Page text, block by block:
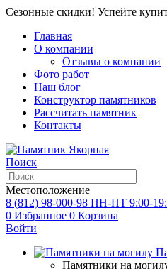
Сезонные скидки! Успейте
Главная
О компании
Отзывы о компании
Фото работ
Наш блог
Конструктор памятников
Рассчитать памятник
Контакты
Поиск
Местоположение
8 (812) 98-000-98 ПН-ПТ 9:00-
0 Избранное 0 Корзина
Войти
Памятники на